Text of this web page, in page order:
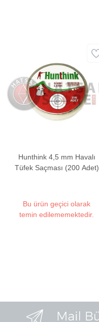
Hunthink 4,5 mm Havalı
Tüfek Saçması (200 Adet)
Bu ürün geçici olarak
temin edilememektedir.